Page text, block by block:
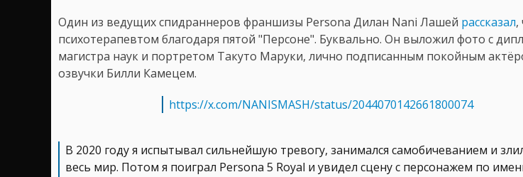
Один из ведущих спидраннеров франшизы Persona Дилан Nani Лашей рассказал,
психотерапевтом благодаря пятой "Персоне". Буквально. Он выложил фото с
магистра наук и портретом Такуто Маруки, лично подписанным покойным
озвучки Билли Камецем.
https://x.com/NANISMASH/status/2044070142661800074
В 2020 году я испытывал сильнейшую тревогу, занимался самобичеванием и
весь мир. Потом я поиграл Persona 5 Royal и увидел сцену с персонажем по